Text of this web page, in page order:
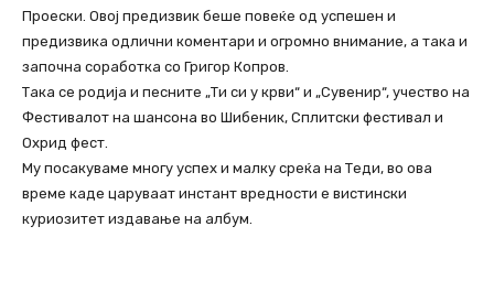
Проески. Овој предизвик беше повеќе од успешен и
предизвика одлични коментари и огромно внимание, а така и
започна соработка со Григор Копров.
Така се родија и песните „Ти си у крви“ и „Сувенир“, учество на
Фестивалот на шансона во Шибеник, Сплитски фестивал и
Охрид фест.
Му посакуваме многу успех и малку среќа на Теди, во ова
време каде царуваат инстант вредности е вистински
куриозитет издавање на албум.